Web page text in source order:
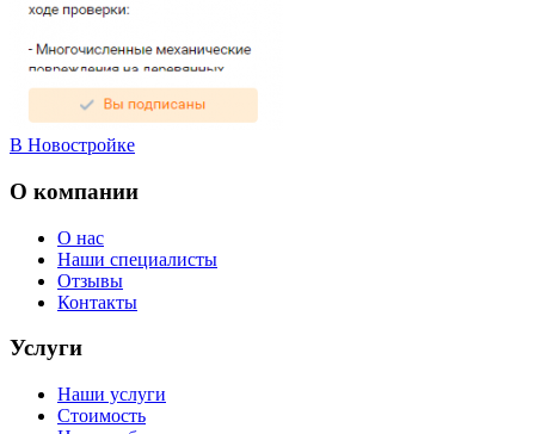
В Новостройке
О компании
О нас
Наши специалисты
Отзывы
Контакты
Услуги
Наши услуги
Стоимость